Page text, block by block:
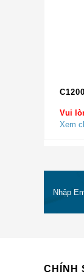
Vui
Xem
Nhập
CHÍNH